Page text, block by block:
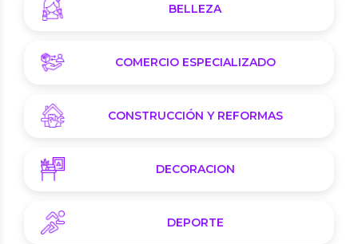
BELLEZA
COMERCIO ESPECIALIZADO
CONSTRUCCIÓN Y REFORMAS
DECORACION
DEPORTE